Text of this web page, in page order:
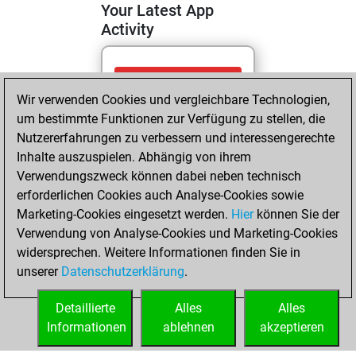
Your Latest App
Activity
Dienstag, Juni 2,
2026
You totalled
1450 tactics
positions
Tactics
You solved
1081 tactics
positions
You achieved
tactics positions
Wir verwenden Cookies und vergleichbare Technologien,
um bestimmte Funktionen zur Verfügung zu stellen, die
Nutzererfahrungen zu verbessern und interessengerechte
Inhalte auszuspielen. Abhängig von ihrem
Verwendungszweck können dabei neben technisch
erforderlichen Cookies auch Analyse-Cookies sowie
Marketing-Cookies eingesetzt werden. Hierkönnen Sie der
Verwendung von Analyse-Cookies und Marketing-Cookies
widersprechen. Weitere Informationen finden Sie in
unserer Datenschutzerklärung.
Alles
akzeptieren
Alles
ablehnen
Detaillierte
Informationen